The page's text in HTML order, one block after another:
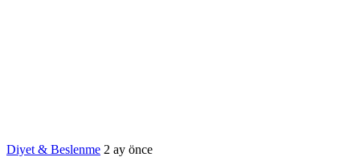
Diyet & Beslenme 2 ay önce